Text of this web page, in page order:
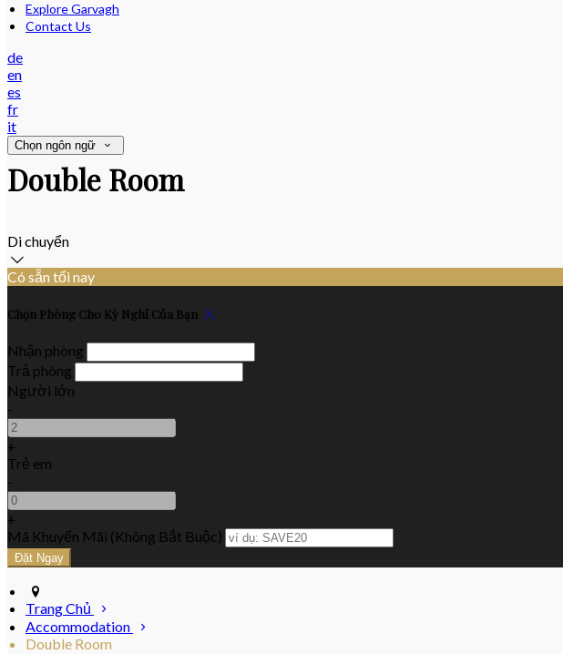
Explore Garvagh
Contact Us
de
en
es
fr
it
Chọn ngôn ngữ
Double Room
Di chuyển
Có sẵn tối nay
Chọn Phòng Cho Kỳ Nghỉ Của Bạn
Nhận phòng
Trả phòng
Người lớn
-
+
Trẻ em
-
+
Mã Khuyến Mãi (Không Bắt Buộc)
Trang Chủ
Accommodation
Double Room